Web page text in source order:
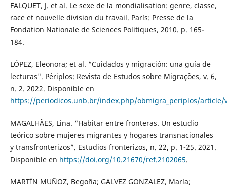
FALQUET, J. et al. Le sexe de la mondialisation: genre, classe,
race et nouvelle division du travail. París: Presse de la
Fondation Nationale de Sciences Politiques, 2010. p. 165-
184.
LÓPEZ, Eleonora; et al. “Cuidados y migración: una guía de
lecturas". Périplos: Revista de Estudos sobre Migrações, v. 6,
n. 2. 2022. Disponible en
https://periodicos.unb.br/index.php/obmigra_periplos/article/
MAGALHÃES, Lina. “Habitar entre fronteras. Un estudio
teórico sobre mujeres migrantes y hogares transnacionales
y transfronterizos”. Estudios fronterizos, n. 22, p. 1-25. 2021.
Disponible en https://doi.org/10.21670/ref.2102065.
MARTÍN MUÑOZ, Begoña; GALVEZ GONZALEZ, María;